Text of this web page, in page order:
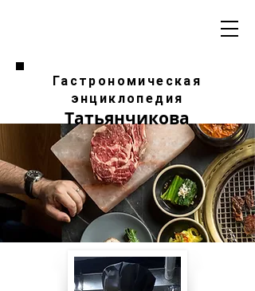
Гастрономическая
энциклопедия
Татьянчикова